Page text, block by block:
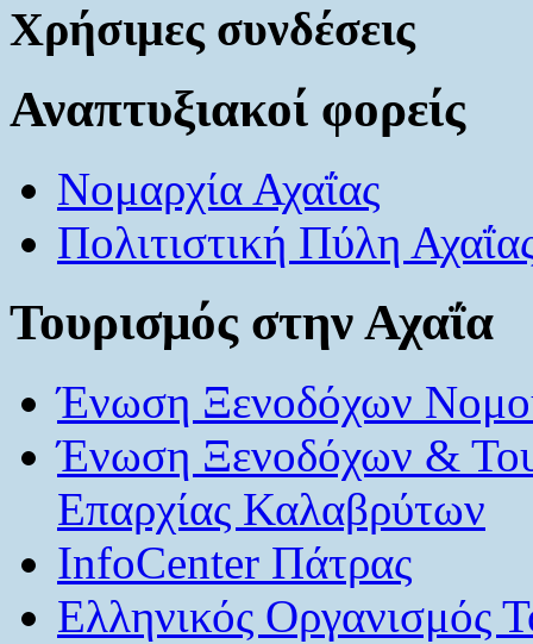
Χρήσιμες συνδέσεις
Αναπτυξιακοί φορείς
Νομαρχία Αχαΐας
Πολιτιστική Πύλη
Τουρισμός στην Αχαΐα
Ένωση Ξενοδόχων
Ένωση Ξενοδόχων &
Επαρχίας Καλαβρύτων
InfoCenter Πάτρας
Ελληνικός Οργανισμός